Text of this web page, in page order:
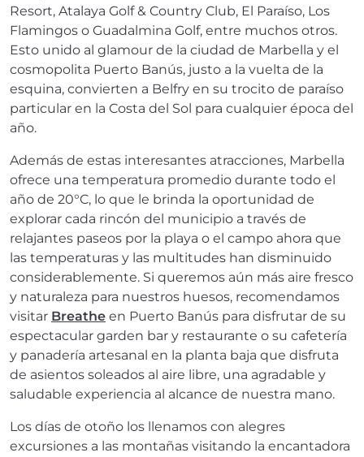
Resort, Atalaya Golf & Country Club, El Paraíso, Los
Flamingos o Guadalmina Golf, entre muchos otros.
Esto unido al glamour de la ciudad de Marbella y el
cosmopolita Puerto Banús, justo a la vuelta de la
esquina, convierten a Belfry en su trocito de paraíso
particular en la Costa del Sol para cualquier época del
año.
Además de estas interesantes atracciones, Marbella
ofrece una temperatura promedio durante todo el
año de 20°C, lo que le brinda la oportunidad de
explorar cada rincón del municipio a través de
relajantes paseos por la playa o el campo ahora que
las temperaturas y las multitudes han disminuido
considerablemente. Si queremos aún más aire fresco
y naturaleza para nuestros huesos, recomendamos
visitar Breathe en Puerto Banús para disfrutar de su
espectacular garden bar y restaurante o su cafetería
y panadería artesanal en la planta baja que disfruta
de asientos soleados al aire libre, una agradable y
saludable experiencia al alcance de nuestra mano.
Los días de otoño los llenamos con alegres
excursiones a las montañas visitando la encantadora